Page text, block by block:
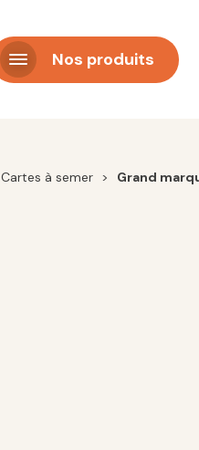
Nos produits
Cartes à semer > Grand